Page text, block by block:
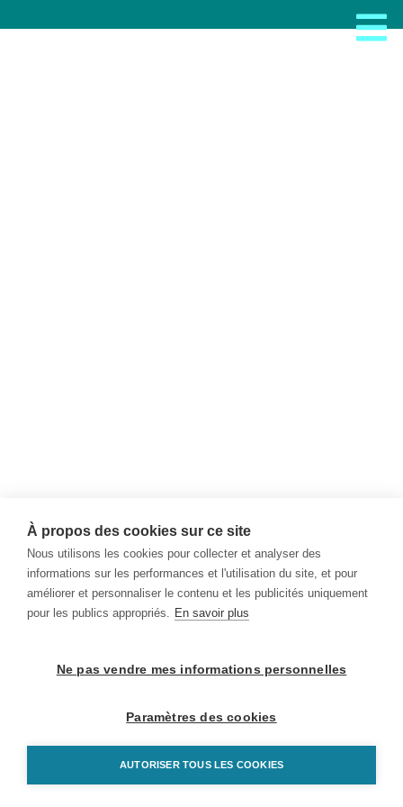
À propos des cookies sur ce site
Nous utilisons les cookies pour collecter et analyser des
informations sur les performances et l'utilisation du site, et pour
améliorer et personnaliser le contenu et les publicités uniquement
pour les publics appropriés. En savoir plus
Ne pas vendre mes informations personnelles
Paramètres des cookies
AUTORISER TOUS LES COOKIES